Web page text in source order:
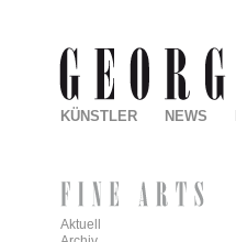
KÜNSTLER NEWS
Aktuell